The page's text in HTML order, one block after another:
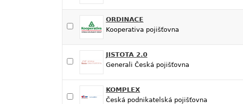
ORDINACE
Kooperativa pojišťovna
JISTOTA 2.0
Generali Česká pojišťovna
KOMPLEX
Česká podnikatelská pojišťovna